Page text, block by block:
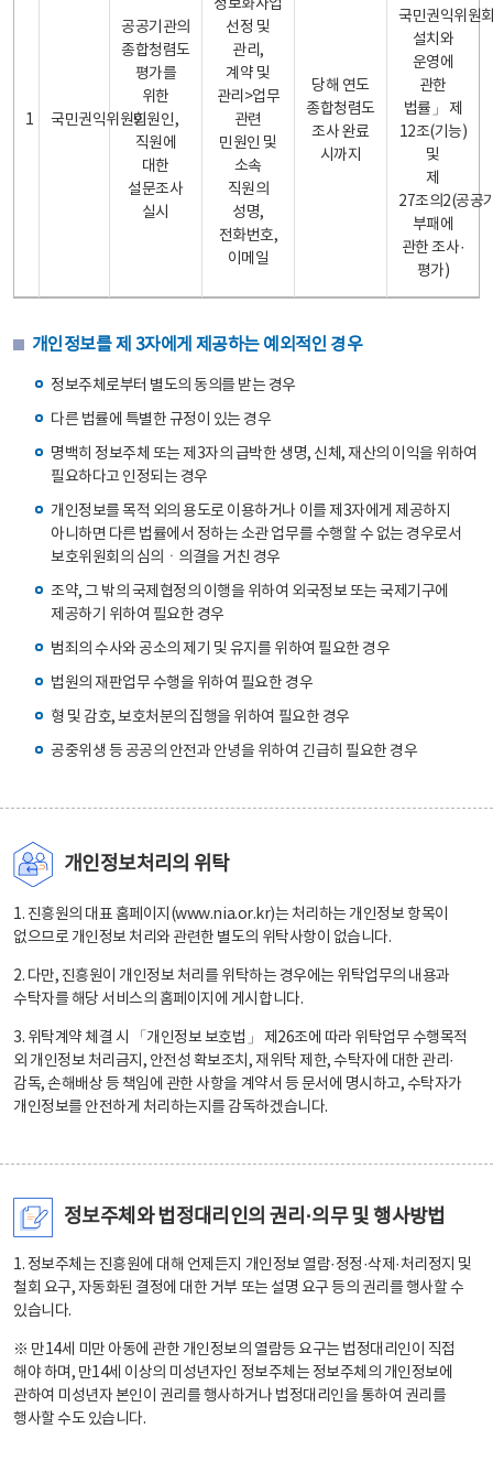
1 국민권익위원회
공공기관의
종합청렴도
평가를
위한
민원인,
직원에
대한
설문조사
실시
정보화사업
선정 및
관리,
계약 및
관리>업무
관련
민원인 및
소속
직원의
성명,
전화번호,
이메일
당해 연도
종합청렴도
조사 완료
시까지
국민권익위원
설치와
운영에
관한
법률」 제
12조(기능)
및
제
27조의2(공공
부패에
관한 조사·
평가)
개인정보를 제 3자에게 제공하는 예외적인 경우
정보주체로부터 별도의 동의를 받는 경우
다른 법률에 특별한 규정이 있는 경우
명백히 정보주체 또는 제3자의 급박한 생명, 신체, 재산의 이익을 위하여
필요하다고 인정되는 경우
개인정보를 목적 외의 용도로 이용하거나 이를 제3자에게 제공하지
아니하면 다른 법률에서 정하는 소관 업무를 수행할 수 없는 경우로서
보호위원회의 심의ㆍ의결을 거친 경우
조약, 그 밖의 국제협정의 이행을 위하여 외국정보 또는 국제기구에
제공하기 위하여 필요한 경우
범죄의 수사와 공소의 제기 및 유지를 위하여 필요한 경우
법원의 재판업무 수행을 위하여 필요한 경우
형 및 감호, 보호처분의 집행을 위하여 필요한 경우
공중위생 등 공공의 안전과 안녕을 위하여 긴급히 필요한 경우
개인정보처리의 위탁
1. 진흥원의 대표 홈페이지(www.nia.or.kr)는 처리하는 개인정보 항목이
없으므로 개인정보 처리와 관련한 별도의 위탁사항이 없습니다.
2. 다만, 진흥원이 개인정보 처리를 위탁하는 경우에는 위탁업무의 내용과
수탁자를 해당 서비스의 홈페이지에 게시합니다.
3. 위탁계약 체결 시 「개인정보 보호법」 제26조에 따라 위탁업무 수행목적
외 개인정보 처리금지, 안전성 확보조치, 재위탁 제한, 수탁자에 대한 관리·
감독, 손해배상 등 책임에 관한 사항을 계약서 등 문서에 명시하고, 수탁자가
개인정보를 안전하게 처리하는지를 감독하겠습니다.
정보주체와 법정대리인의 권리·의무 및 행사방법
1. 정보주체는 진흥원에 대해 언제든지 개인정보 열람·정정·삭제·처리정지 및
철회 요구, 자동화된 결정에 대한 거부 또는 설명 요구 등의 권리를 행사할 수
있습니다.
※ 만14세 미만 아동에 관한 개인정보의 열람등 요구는 법정대리인이 직접
해야 하며, 만14세 이상의 미성년자인 정보주체는 정보주체의 개인정보에
관하여 미성년자 본인이 권리를 행사하거나 법정대리인을 통하여 권리를
행사할 수도 있습니다.